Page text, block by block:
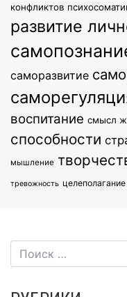
конфликтов
развитие
саморазвитие
воспитание смысл
способности
мышление
тревожность целеполагание